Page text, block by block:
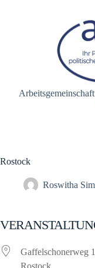
Rostock
Roswitha
Gaffelschonerweg 1
Rostock